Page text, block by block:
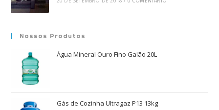
Nossos Produtos
Água Mineral Ouro Fino Galão 20L
Gás de Cozinha Ultragaz P13 13kg